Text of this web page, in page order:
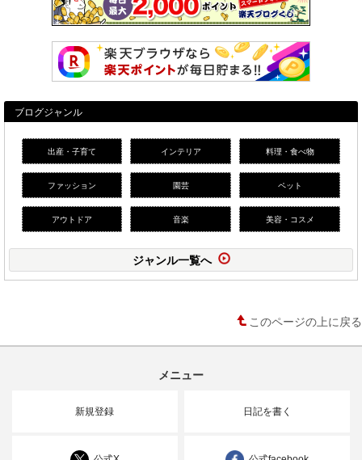
ブログジャンル
出産・子育て インテリア 料理・食べ物
ファッション 園芸 ペット
アウトドア 音楽 美容・コスメ
ジャンル一覧へ
このページの上に戻る
メニュー
新規登録 日記を書く